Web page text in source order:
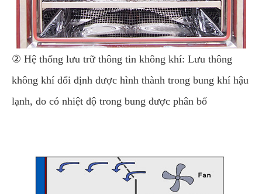
② Hệ thống lưu trữ thông tin không khí: Lưu thông
không khí đổi định được hình thành trong bung khí hậu
lạnh, do có nhiệt độ trong bung được phân bố